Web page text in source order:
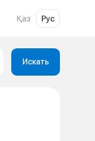
Қаз Рус
Искать